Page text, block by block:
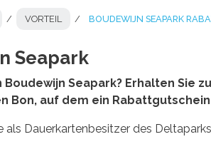
VORTEIL BOUDEWIJN SEAPARK
Seapark
Seapark? Erhalten
Bon, auf dem ein
Dauerkartenbesitzer des